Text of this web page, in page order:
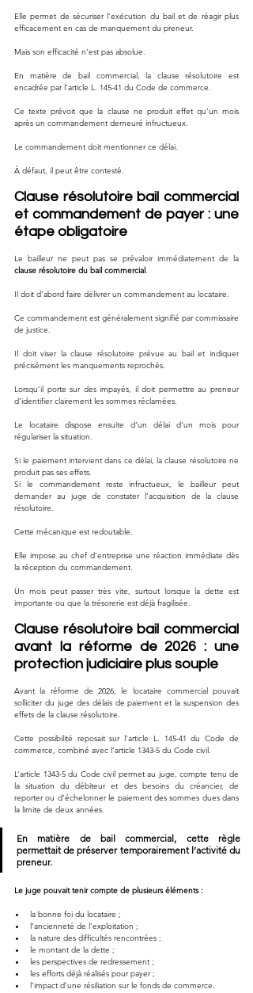
Elle permet de sécuriser l’exécution du bail et de réagir plus
efficacement en cas de manquement du preneur.
Mais son efficacité n’est pas absolue.
En matière de bail commercial, la clause résolutoire est
encadrée par l’article L. 145-41 du Code de commerce.
Ce texte prévoit que la clause ne produit effet qu’un mois
après un commandement demeuré infructueux.
Le commandement doit mentionner ce délai.
À défaut, il peut être contesté.
Clause résolutoire bail commercial
et commandement de payer : une
étape obligatoire
clause résolutoire du bail commercial
Il doit d’abord faire délivrer un commandement au locataire.
Ce commandement est généralement signifié par commissaire
de justice.
Il doit viser la clause résolutoire prévue au bail et indiquer
précisément les manquements reprochés.
Lorsqu’il porte sur des impayés, il doit permettre au preneur
d’identifier clairement les sommes réclamées.
Le locataire dispose ensuite d’un délai d’un mois pour
régulariser la situation.
Si le paiement intervient dans ce délai, la clause résolutoire ne
produit pas ses effets.
Si le commandement reste infructueux, le bailleur peut
demander au juge de constater l’acquisition de la clause
résolutoire.
Cette mécanique est redoutable.
Elle impose au chef d’entreprise une réaction immédiate dès
la réception du commandement.
Un mois peut passer très vite, surtout lorsque la dette est
importante ou que la trésorerie est déjà fragilisée.
Clause résolutoire bail commercial
avant la réforme de 2026 : une
protection judiciaire plus souple
Avant la réforme de 2026, le locataire commercial pouvait
solliciter du juge des délais de paiement et la suspension des
effets de la clause résolutoire.
Cette possibilité reposait sur l’article L. 145-41 du Code de
commerce, combiné avec l’article 1343-5 du Code civil.
L’article 1343-5 du Code civil permet au juge, compte tenu de
la situation du débiteur et des besoins du créancier, de
reporter ou d’échelonner le paiement des sommes dues dans
la limite de deux années.
En matière de bail commercial, cette règle
permettait de préserver temporairement l’activité du
preneur.
Le juge pouvait tenir compte de plusieurs éléments :
la bonne foi du locataire ;
l’ancienneté de l’exploitation ;
la nature des difficultés rencontrées ;
le montant de la dette ;
les perspectives de redressement ;
les efforts déjà réalisés pour payer ;
l’impact d’une résiliation sur le fonds de commerce.